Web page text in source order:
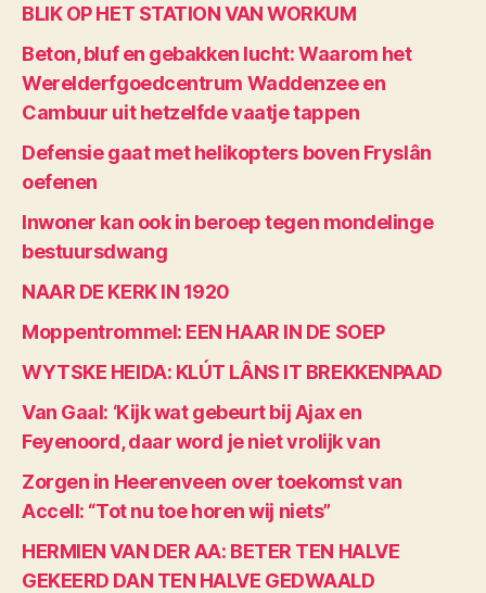
BLIK OP HET STATION VAN WORKUM
Beton, bluf en gebakken lucht: Waarom het
Werelderfgoedcentrum Waddenzee en
Cambuur uit hetzelfde vaatje tappen
Defensie gaat met helikopters boven Fryslân
oefenen
Inwoner kan ook in beroep tegen mondelinge
bestuursdwang
NAAR DE KERK IN 1920
Moppentrommel: EEN HAAR IN DE SOEP
WYTSKE HEIDA: KLÚT LÂNS IT BREKKENPAAD
Van Gaal: ‘Kijk wat gebeurt bij Ajax en
Feyenoord, daar word je niet vrolijk van
Zorgen in Heerenveen over toekomst van
Accell: “Tot nu toe horen wij niets”
HERMIEN VAN DER AA: BETER TEN HALVE
GEKEERD DAN TEN HALVE GEDWAALD